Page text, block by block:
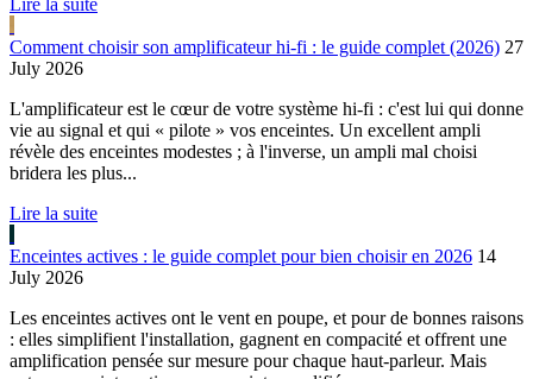
Comment choisir son amplificateur hi-fi : le guide complet (2026) 27
July 2026
L'amplificateur est le cœur de votre système hi-fi : c'est lui qui donne
vie au signal et qui « pilote » vos enceintes. Un excellent ampli
révèle des enceintes modestes ; à l'inverse, un ampli mal choisi
bridera les plus...
Lire la suite
Enceintes actives : le guide complet pour bien choisir en 2026 14
July 2026
Les enceintes actives ont le vent en poupe, et pour de bonnes raisons
: elles simplifient l'installation, gagnent en compacité et offrent une
amplification pensée sur mesure pour chaque haut-parleur. Mais